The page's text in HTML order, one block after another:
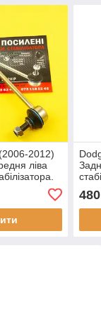
2012)
ліва
480